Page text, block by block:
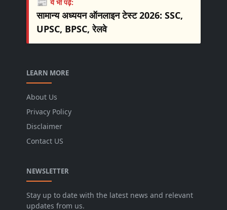
ये भी पढ़ें:
सामान्य अध्ययन ऑनलाइन टेस्ट 2026: SSC,
UPSC, BPSC, रेलवे
LEARN MORE
About Us
Privacy Policy
Disclaimer
Contact US
NEWSLETTER
Stay up to date with the latest news and relevant
updates from us.